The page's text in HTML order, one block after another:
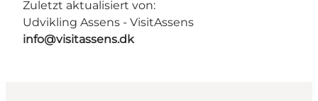
Zuletzt aktualisiert von:
Udvikling Assens - VisitAssens
info@visitassens.dk